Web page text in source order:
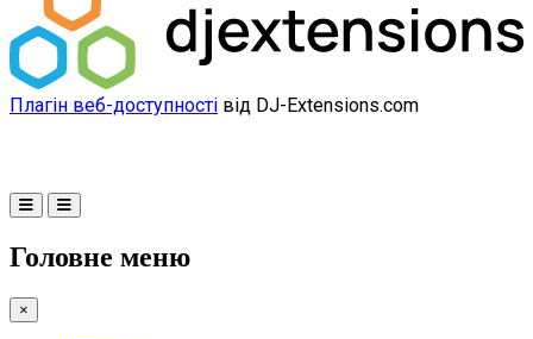
Плагін веб-доступності від DJ-Extensions.com
Головне меню
×